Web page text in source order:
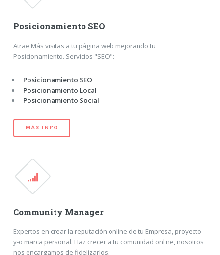
Posicionamiento SEO
Atrae Más visitas a tu página web mejorando tu
Posicionamiento. Servicios "SEO":
Posicionamiento SEO
Posicionamiento Local
Posicionamiento Social
MÁS INFO
Community Manager
Expertos en crear la reputación online de tu Empresa, proyecto
y-o marca personal. Haz crecer a tu comunidad online, nosotros
nos encargamos de fidelizarlos.